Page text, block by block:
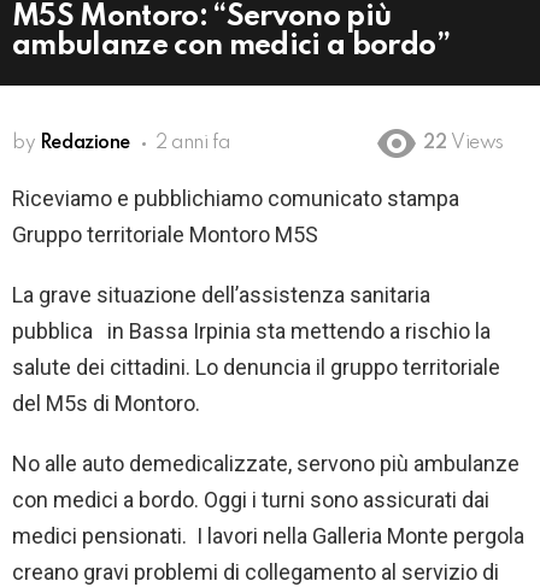
M5S Montoro: “Servono più
ambulanze con medici a bordo”
by Redazione 2 anni fa 22 Views
Riceviamo e pubblichiamo comunicato stampa
Gruppo territoriale Montoro M5S
La grave situazione dell’assistenza sanitaria
pubblica in Bassa Irpinia sta mettendo a rischio la
salute dei cittadini. Lo denuncia il gruppo territoriale
del M5s di Montoro.
No alle auto demedicalizzate, servono più ambulanze
con medici a bordo. Oggi i turni sono assicurati dai
medici pensionati. I lavori nella Galleria Monte pergola
creano gravi problemi di collegamento al servizio di